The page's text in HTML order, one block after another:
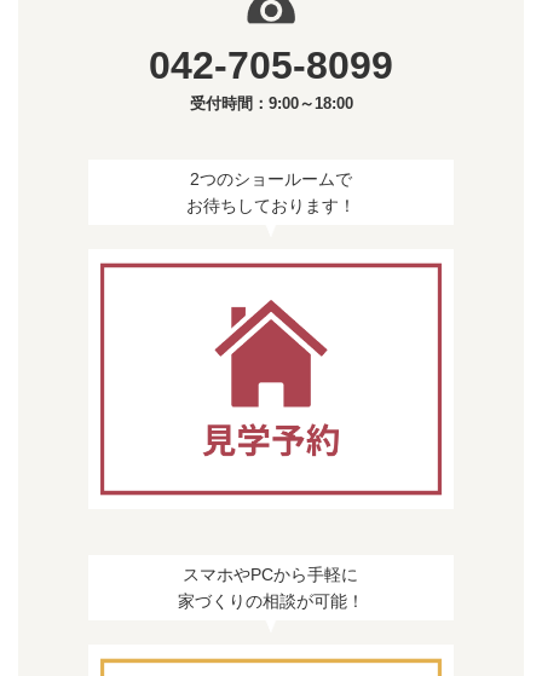
042-705-8099
受付時間：9:00～18:00
2つのショールームで
お待ちしております！
スマホやPCから手軽に
家づくりの相談が可能！